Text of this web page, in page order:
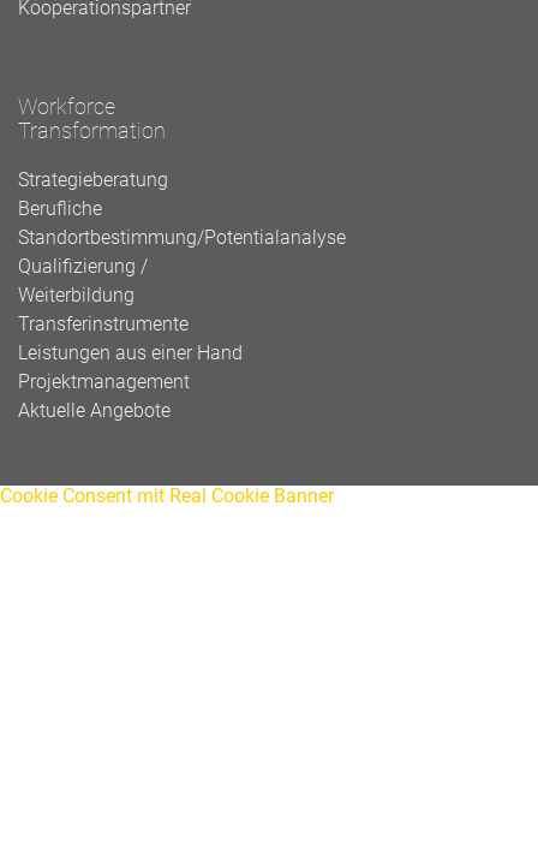
Kooperationspartner
Workforce
Transformation
Strategieberatung
Berufliche
Standortbestimmung/Potentialanalyse
Qualifizierung /
Weiterbildung
Transferinstrumente
Leistungen aus einer Hand
Projektmanagement
Aktuelle Angebote
Cookie Consent mit Real Cookie Banner